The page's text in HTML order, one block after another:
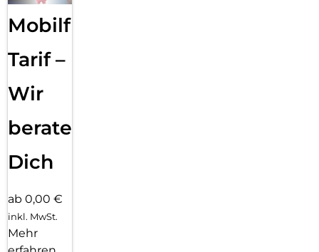
Mobilfunk
Tarif –
Wir
beraten
Dich
ab 0,00 €
inkl. MwSt.
Mehr